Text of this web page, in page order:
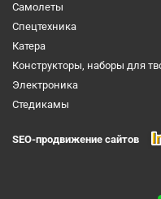
Самолеты
Спецтехника
Катера
Электроника
Cтедикамы
SEO-продвижение сайтов